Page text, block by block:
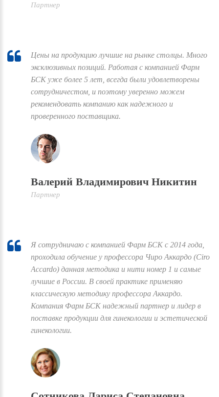
Партнер
Цены на продукцию лучшие на рынке столцы. Много
эксклюзивных позиций. Работая с компанией Фарм
БСК уже более 5 лет, всегда были удовлетворены
сотрудничестом, и поэтому уверенно можем
рекомендовать компанию как надежного и
проверенного поставщика.
Валерий Владимирович Никитин
Партнер
Я сотрудничаю с компанией Фарм БСК с 2014 года,
проходила обучение у профессора Чиро Аккардо (Ciro
Accardo) данная методика и нити номер 1 и самые
лучшие в России. В своей практике применяю
классическую методику профессора Аккардо.
Компания Фарм БСК надежный партнер и лидер в
поставке продукции для гинекологии и эстетической
гинекологии.